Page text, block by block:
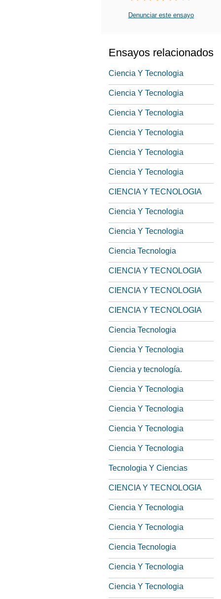
Denunciar este ensayo
Ensayos relacionados
Ciencia Y Tecnologia
Ciencia Y Tecnologia
Ciencia Y Tecnologia
Ciencia Y Tecnologia
Ciencia Y Tecnologia
Ciencia Y Tecnologia
CIENCIA Y TECNOLOGIA
Ciencia Y Tecnologia
Ciencia Y Tecnologia
Ciencia Tecnologia
CIENCIA Y TECNOLOGIA
CIENCIA Y TECNOLOGIA
CIENCIA Y TECNOLOGIA
Ciencia Tecnologia
Ciencia Y Tecnologia
Ciencia y tecnología.
Ciencia Y Tecnologia
Ciencia Y Tecnologia
Ciencia Y Tecnologia
Ciencia Y Tecnologia
Tecnologia Y Ciencias
CIENCIA Y TECNOLOGIA
Ciencia Y Tecnologia
Ciencia Y Tecnologia
Ciencia Tecnologia
Ciencia Y Tecnologia
Ciencia Y Tecnologia